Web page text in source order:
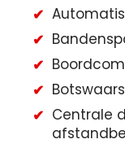
Centrale